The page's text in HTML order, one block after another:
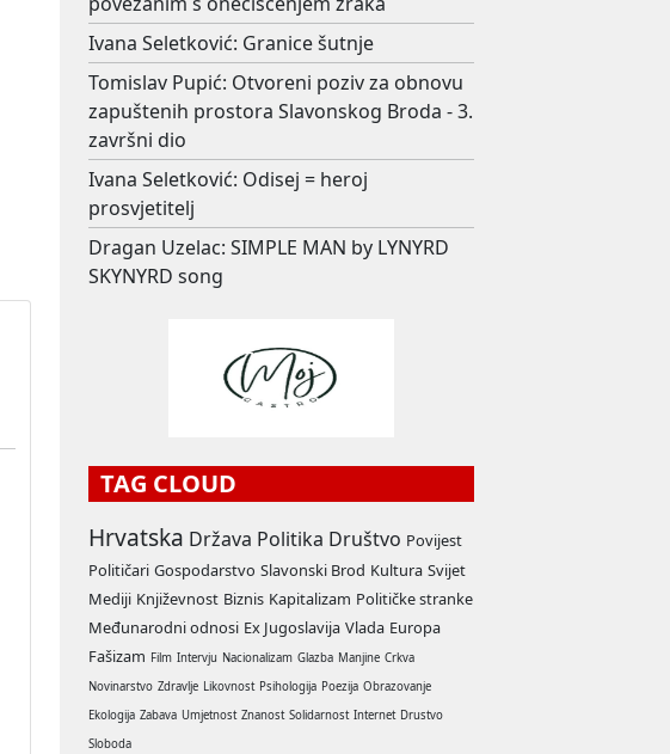
Ivana Seletković: Granice šutnje
Tomislav Pupić: Otvoreni poziv za obnovu
zapuštenih prostora Slavonskog Broda - 3.
završni dio
Ivana Seletković: Odisej = heroj
prosvjetitelj
Dragan Uzelac: SIMPLE MAN by LYNYRD
SKYNYRD song
TAG CLOUD
Hrvatska Država Politika Društvo Povijest
Političari Gospodarstvo Slavonski Brod Kultura Svijet
Mediji Književnost Biznis Kapitalizam Političke stranke
Međunarodni odnosi Ex Jugoslavija Vlada Europa
Fašizam Film Intervju Nacionalizam Glazba Manjine Crkva
Novinarstvo Zdravlje Likovnost Psihologija Poezija Obrazovanje
Ekologija Zabava Umjetnost Znanost Solidarnost Internet Drustvo
Sloboda